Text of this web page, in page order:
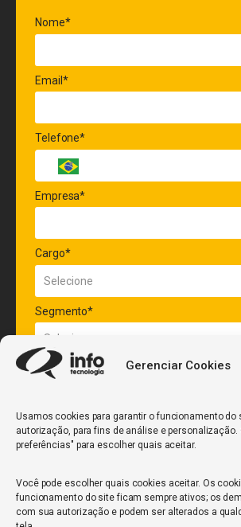
Gerenciar Cookies
Usamos cookies para garantir o funcionamento do
autorização, para fins de análise e personalização.
preferências" para escolher quais aceitar.
Você pode escolher quais cookies aceitar. Os
funcionamento do site ficam sempre ativos; os
com sua autorização e podem ser alterados a
Nome*
Email*
Telefone*
Empresa*
Cargo*
Segmento*
Quantidade de veículos da frota*
ENVIAR